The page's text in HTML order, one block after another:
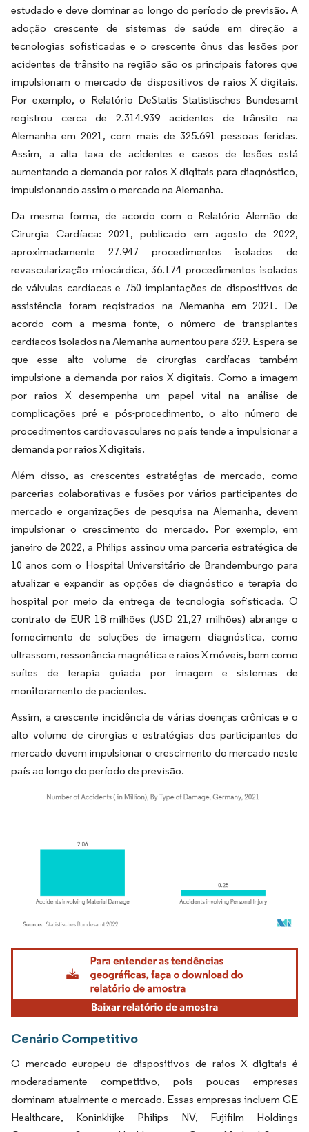
estudado e deve dominar ao longo do período de previsão. A
adoção crescente de sistemas de saúde em direção a
tecnologias sofisticadas e o crescente ônus das lesões por
acidentes de trânsito na região são os principais fatores que
impulsionam o mercado de dispositivos de raios X digitais.
Por exemplo, o Relatório DeStatis Statistisches Bundesamt
registrou cerca de 2.314.939 acidentes de trânsito na
Alemanha em 2021, com mais de 325.691 pessoas feridas.
Assim, a alta taxa de acidentes e casos de lesões está
aumentando a demanda por raios X digitais para diagnóstico,
impulsionando assim o mercado na Alemanha.
Da mesma forma, de acordo com o Relatório Alemão de
Cirurgia Cardíaca: 2021, publicado em agosto de 2022,
aproximadamente 27.947 procedimentos isolados de
revascularização miocárdica, 36.174 procedimentos isolados
de válvulas cardíacas e 750 implantações de dispositivos de
assistência foram registrados na Alemanha em 2021. De
acordo com a mesma fonte, o número de transplantes
cardíacos isolados na Alemanha aumentou para 329. Espera-se
que esse alto volume de cirurgias cardíacas também
impulsione a demanda por raios X digitais. Como a imagem
por raios X desempenha um papel vital na análise de
complicações pré e pós-procedimento, o alto número de
procedimentos cardiovasculares no país tende a impulsionar a
demanda por raios X digitais.
Além disso, as crescentes estratégias de mercado, como
parcerias colaborativas e fusões por vários participantes do
mercado e organizações de pesquisa na Alemanha, devem
impulsionar o crescimento do mercado. Por exemplo, em
janeiro de 2022, a Philips assinou uma parceria estratégica de
10 anos com o Hospital Universitário de Brandemburgo para
atualizar e expandir as opções de diagnóstico e terapia do
hospital por meio da entrega de tecnologia sofisticada. O
contrato de EUR 18 milhões (USD 21,27 milhões) abrange o
fornecimento de soluções de imagem diagnóstica, como
ultrassom, ressonância magnética e raios X móveis, bem como
suítes de terapia guiada por imagem e sistemas de
monitoramento de pacientes.
Assim, a crescente incidência de várias doenças crônicas e o
alto volume de cirurgias e estratégias dos participantes do
mercado devem impulsionar o crescimento do mercado neste
país ao longo do período de previsão.
Imagem © Mordor Intelligence. O reuso requer atribuição conforme CC BY 4.0.
Cenário Competitivo
O mercado europeu de dispositivos de raios X digitais é
moderadamente competitivo, pois poucas empresas
dominam atualmente o mercado. Essas empresas incluem GE
Healthcare, Koninklijke Philips NV, Fujifilm Holdings